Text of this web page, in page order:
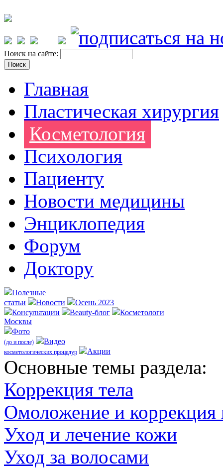
Поиск на сайте:
Главная
Пластическая хирургия
Косметология
Психология
Пациенту
Новости медицины
Энциклопедия
Форум
Доктору
Полезные
статьи
Новости
Осень 2023
Консультации
Beauty-блог
Косметологи
Москвы
Фото
(до и после) Видео
косметологических процедур Акции
Оcновные темы раздела:
Коррекция тела
Омоложение и коррекция
Уход и лечение кожи
Уход за волосами